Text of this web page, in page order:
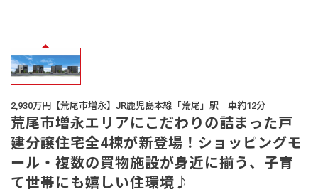
2,930万円【荒尾市増永】JR鹿児島本線「荒尾」駅 車約12分
荒尾市増永エリアにこだわりの詰まった戸
建分譲住宅全4棟が新登場！ショッピングモ
ール・複数の買物施設が身近に揃う、子育
て世帯にも嬉しい住環境♪